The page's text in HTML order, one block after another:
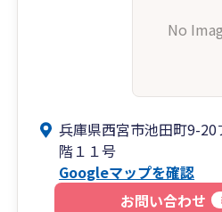
No
兵庫県西宮市池田町9-20
階１１号
Googleマップを確認
お問い合わせ